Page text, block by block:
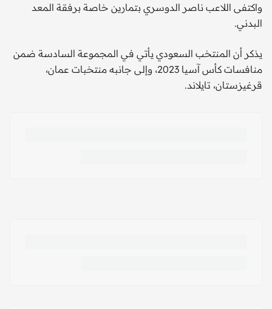
واكتفى اللاعب ناصر الدوسري بتمارين خاصة برفقة المعد
البدني.
يذكر أن المنتخب السعودي يأتي في المجموعة السادسة ضمن
منافسات كأس آسيا 2023، وإلى جانبه منتخبات عمان،
قرغيزستان، تايلاند.